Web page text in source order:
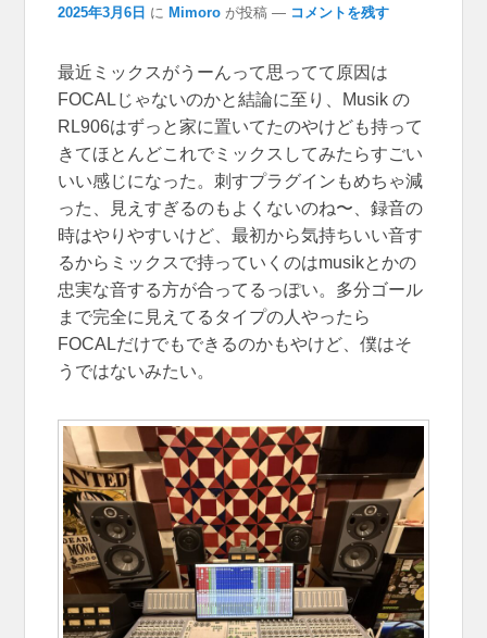
2025年3月6日 に Mimoro が投稿 — コメントを残す
最近ミックスがうーんって思ってて原因は
FOCALじゃないのかと結論に至り、Musik の
RL906はずっと家に置いてたのやけども持って
きてほとんどこれでミックスしてみたらすごい
いい感じになった。刺すプラグインもめちゃ減
った、見えすぎるのもよくないのね〜、録音の
時はやりやすいけど、最初から気持ちいい音す
るからミックスで持っていくのはmusikとかの
忠実な音する方が合ってるっぽい。多分ゴール
まで完全に見えてるタイプの人やったら
FOCALだけでもできるのかもやけど、僕はそ
うではないみたい。